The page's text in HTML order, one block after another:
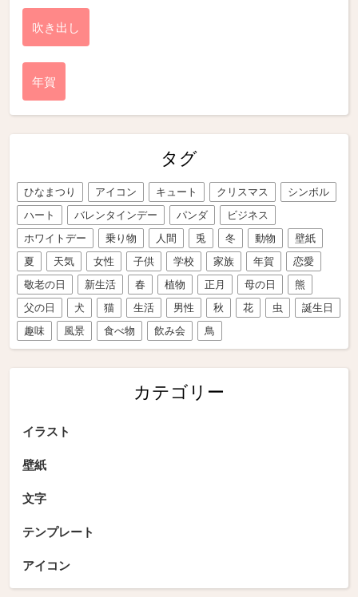
吹き出し
年賀
タグ
ひなまつり アイコン キュート クリスマス
シンボル
ハート
バレンタインデー パンダ
ビジネス
ホワイトデー
乗り物 人間 兎 冬 動物
壁紙
夏
天気 女性 子供 学校 家族 年賀
恋愛
敬老の日
新生活 春 植物 正月 母の日
熊
父の日
犬 猫 生活 男性 秋 花 虫
誕生日
趣味
風景 食べ物 飲み会 鳥
カテゴリー
イラスト
壁紙
文字
テンプレート
アイコン